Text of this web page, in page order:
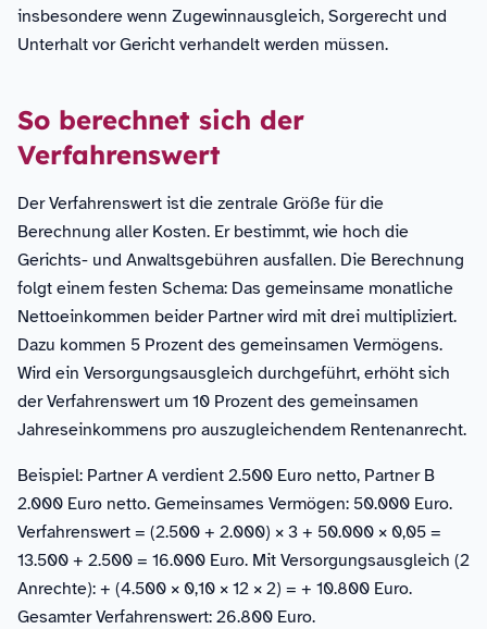
insbesondere wenn Zugewinnausgleich, Sorgerecht und
Unterhalt vor Gericht verhandelt werden müssen.
So berechnet sich der
Verfahrenswert
Der Verfahrenswert ist die zentrale Größe für die
Berechnung aller Kosten. Er bestimmt, wie hoch die
Gerichts- und Anwaltsgebühren ausfallen. Die Berechnung
folgt einem festen Schema: Das gemeinsame monatliche
Nettoeinkommen beider Partner wird mit drei multipliziert.
Dazu kommen 5 Prozent des gemeinsamen Vermögens.
Wird ein Versorgungsausgleich durchgeführt, erhöht sich
der Verfahrenswert um 10 Prozent des gemeinsamen
Jahreseinkommens pro auszugleichendem Rentenanrecht.
Beispiel: Partner A verdient 2.500 Euro netto, Partner B
2.000 Euro netto. Gemeinsames Vermögen: 50.000 Euro.
Verfahrenswert = (2.500 + 2.000) × 3 + 50.000 × 0,05 =
13.500 + 2.500 = 16.000 Euro. Mit Versorgungsausgleich (2
Anrechte): + (4.500 × 0,10 × 12 × 2) = + 10.800 Euro.
Gesamter Verfahrenswert: 26.800 Euro.